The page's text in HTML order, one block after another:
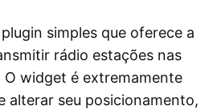
simples que oferece a
rádio estações nas
O widget é extremamente
alterar seu posicionamento,